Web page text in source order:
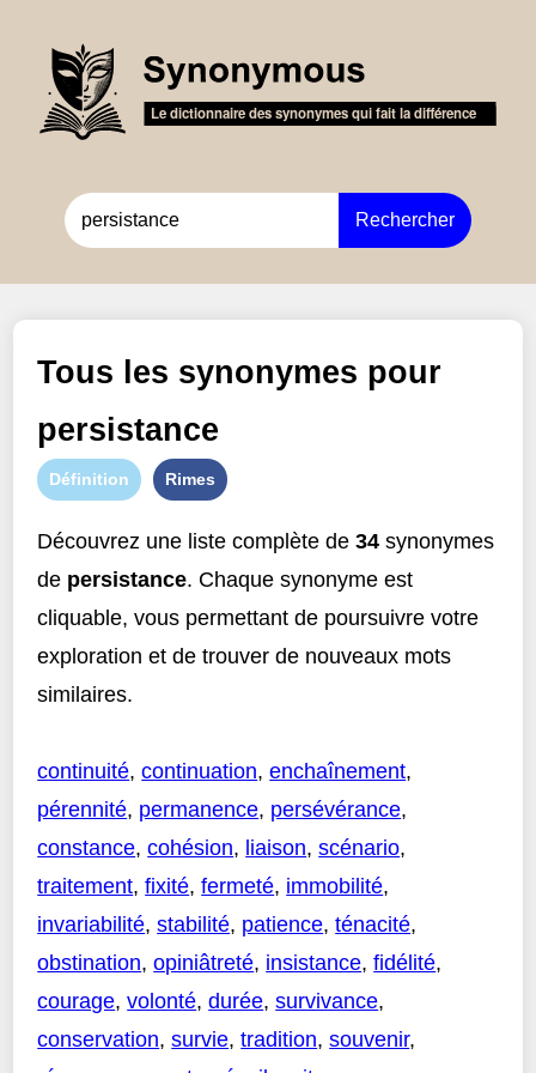
Rechercher
Tous les synonymes pour
persistance
Définition Rimes
Découvrez une liste complète de34 synonymes
de persistance. Chaque synonyme est
cliquable, vous permettant de poursuivre votre
exploration et de trouver de nouveaux mots
similaires.
continuité,continuation,enchaînement,
pérennité, permanence, persévérance,
constance,cohésion, liaison,scénario,
traitement,fixité,fermeté, immobilité,
invariabilité,stabilité, patience,ténacité,
obstination,opiniâtreté, insistance,fidélité,
courage,volonté,durée,survivance,
conservation,survie,tradition,souvenir,